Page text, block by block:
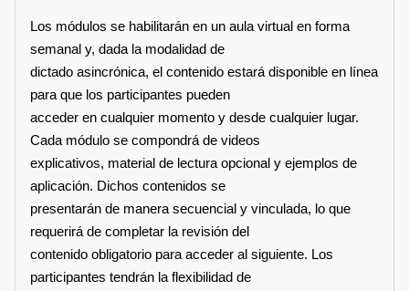
Los módulos se habilitarán en un aula virtual en forma
semanal y, dada la modalidad de
dictado asincrónica, el contenido estará disponible en línea
para que los participantes pueden
acceder en cualquier momento y desde cualquier lugar.
Cada módulo se compondrá de videos
explicativos, material de lectura opcional y ejemplos de
aplicación. Dichos contenidos se
presentarán de manera secuencial y vinculada, lo que
requerirá de completar la revisión del
contenido obligatorio para acceder al siguiente. Los
participantes tendrán la flexibilidad de